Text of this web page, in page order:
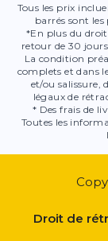
Tous les prix
barrés sont
*En plus du
retour de 30
La condition
complets et dans
et/ou salissure,
légaux de
* Des frais de
Toutes les
Droit de